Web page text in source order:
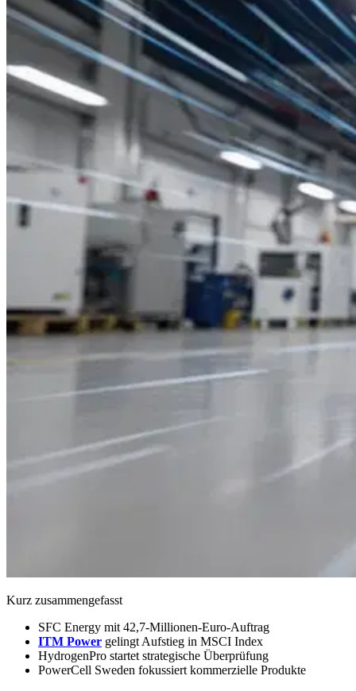
Kurz zusammengefasst
SFC Energy mit 42,7-Millionen-Euro-Auftrag
ITM Power gelingt Aufstieg in MSCI Index
HydrogenPro startet strategische Überprüfung
PowerCell Sweden fokussiert kommerzielle Produkte